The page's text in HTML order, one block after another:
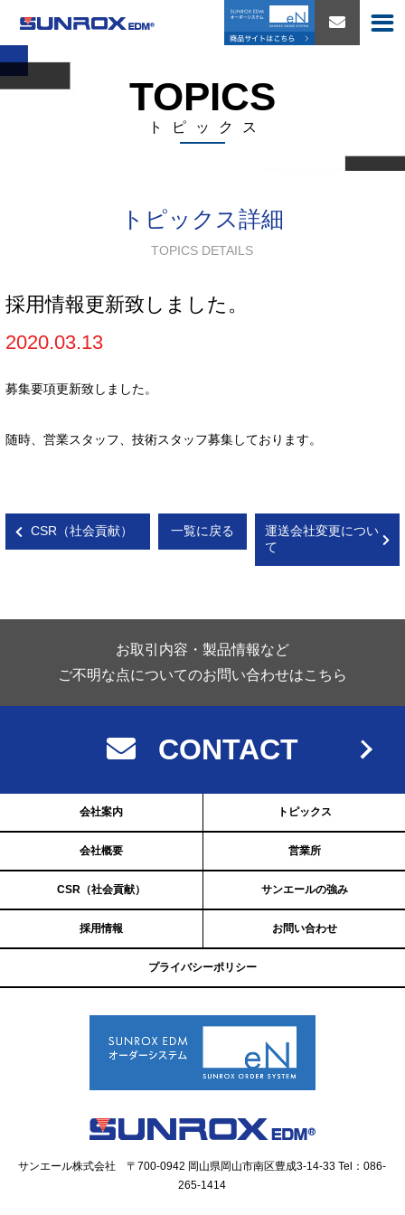
TOPICS
トピックス
トピックス詳細
TOPICS DETAILS
採用情報更新致しました。
2020.03.13
募集要項更新致しました。
随時、営業スタッフ、技術スタッフ募集しております。
CSR（社会貢献） 一覧に戻る
運送会社変更につい
て
お取引内容・製品情報など
ご不明な点についてのお問い合わせはこちら
CONTACT
サンエール株式会社 〒700-0942 岡山県岡山市南区豊成3-14-33 Tel：086-
265-1414
会社案内 トピックス
会社概要 営業所
CSR（社会貢献） サンエールの強み
採用情報 お問い合わせ
プライバシーポリシー